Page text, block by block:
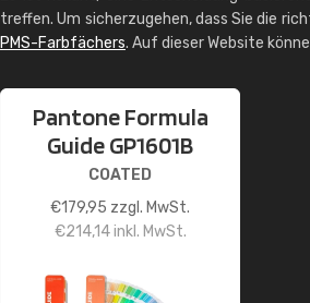
treffen. Um sicherzugehen, dass Sie die
PMS-Farbfächers. Auf dieser Website
Pantone Formula
Guide GP1601B
COATED
€179,95 zzgl. MwSt.
€214,14inkl. MwSt.